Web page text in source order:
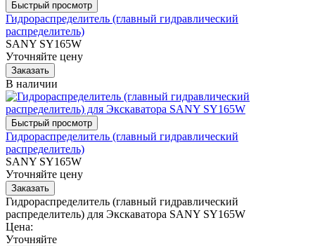
Гидрораспределитель (главный гидравлический
распределитель)
SANY SY165W
Уточняйте цену
В наличии
Гидрораспределитель (главный гидравлический
распределитель)
SANY SY165W
Уточняйте цену
Гидрораспределитель (главный гидравлический
распределитель) для Экскаватора SANY SY165W
Цена:
Уточняйте